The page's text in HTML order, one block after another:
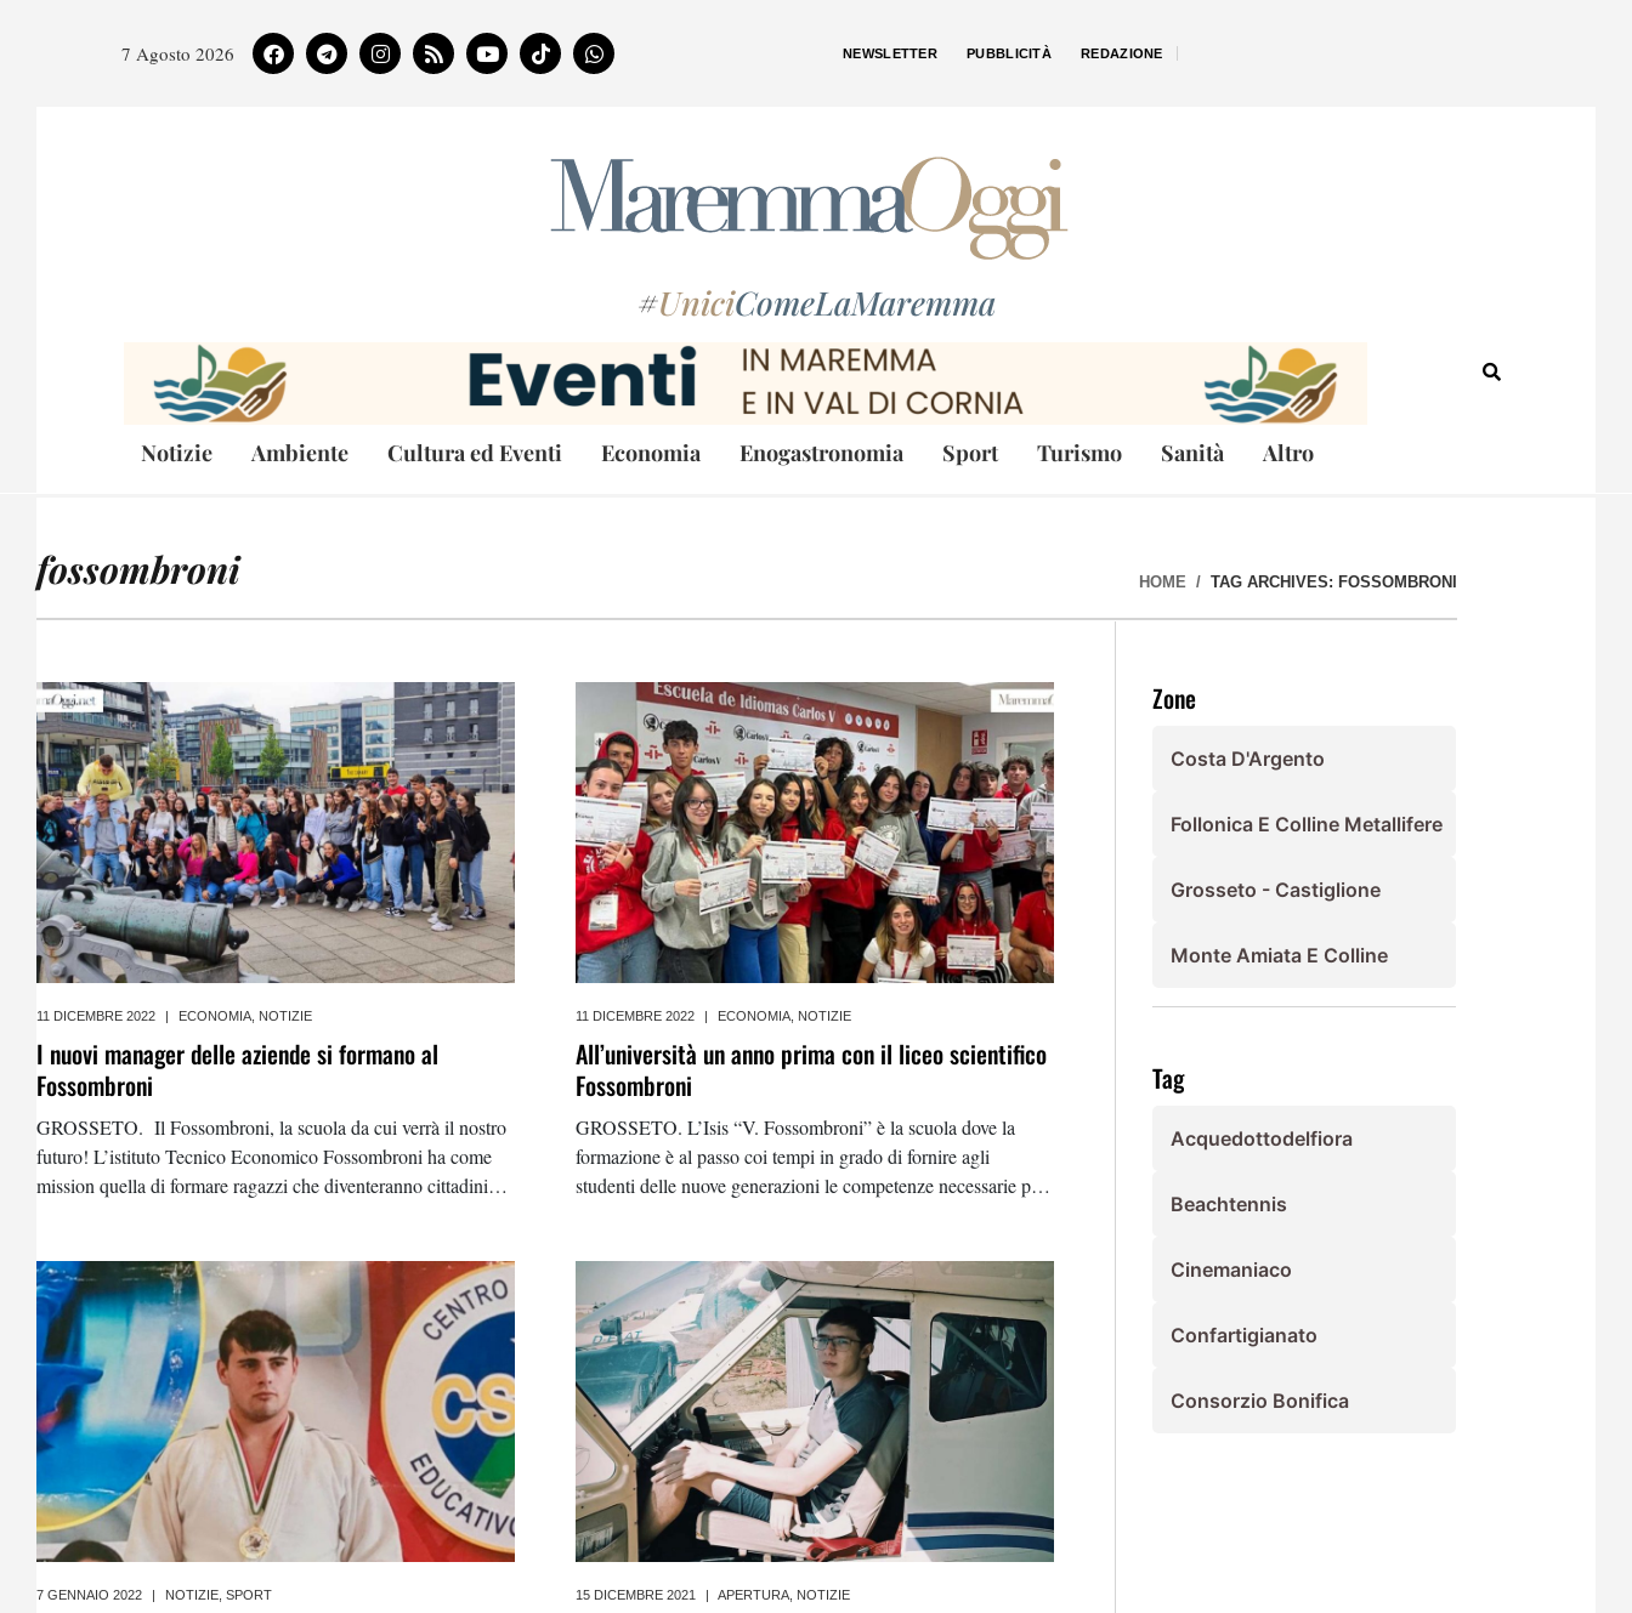
7 Agosto 2026 NEWSLETTER PUBBLICITÀ REDAZIONE
#UniciComeLaMaremma
Notizie Ambiente Cultura ed Eventi Economia Enogastronomia Sport Turismo Sanità Altro
fossombroni HOME TAG ARCHIVES: FOSSOMBRONI
11 DICEMBRE 2022 | ECONOMIA NOTIZIE
I nuovi manager delle aziende si formano al
Fossombroni
GROSSETO. Il Fossombroni, la scuola da cui verrà il nostro
futuro! L’istituto Tecnico Economico Fossombroni ha come
mission quella di formare ragazzi che diventeranno cittadini
11 DICEMBRE 2022 | ECONOMIA, NOTIZIE
All’università un anno prima con il liceo scientifico
Fossombroni
GROSSETO. L’Isis “V. Fossombroni” è la scuola dove la
formazione è al passo coi tempi in grado di fornire agli
studenti delle nuove generazioni le competenze necessarie per
7 GENNAIO 2022 NOTIZIE SPORT 15 DICEMBRE 2021 APERTURA, NOTIZIE
Zone
Costa D'Argento
Follonica E Colline Metallifere
Grosseto - Castiglione
Monte Amiata E Colline
Tag
Acquedottodelfiora
Beachtennis
Cinemaniaco
Confartigianato
Consorzio Bonifica